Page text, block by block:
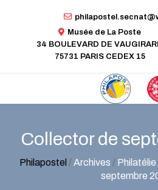
Musée de La Poste
34 BOULEVARD DE
75731 PARIS CEDEX 15
Collector de
Philapostel /Archives / Philatélie
septembre